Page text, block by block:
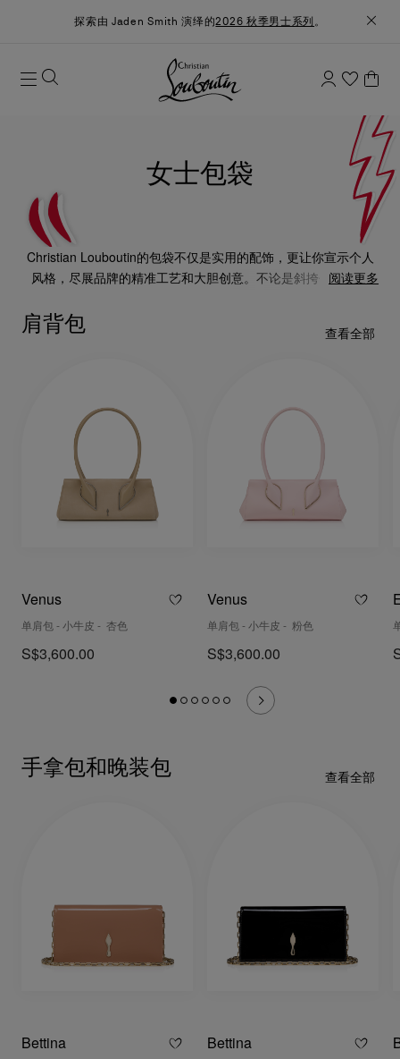
探索由 Jaden Smith 演绎的2026 秋季男士系列 。
女士包袋
Christian Louboutin的包袋不仅是实用的配饰，更让你宣示个人
风格，尽展品牌的精准工艺和大胆创意。不论是斜挎包、手拿
阅读更多
肩背包 查看全部
Venus
单肩包 - 小牛皮 - 杏色
S$3,600.00
Venus
单肩包 - 小牛皮 - 粉色
S$3,600.00
手拿包和晚装包 查看全部
Bettina Bettina